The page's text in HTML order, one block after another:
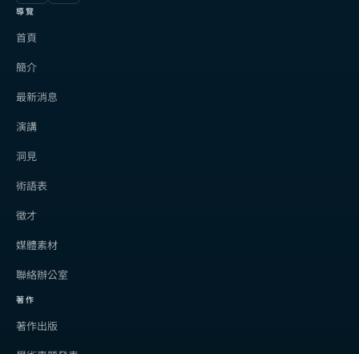
導覽
首頁
簡介
最新消息
演講
洞見
術語表
徵才
媒體素材
聯絡辦公室
著作
著作出版